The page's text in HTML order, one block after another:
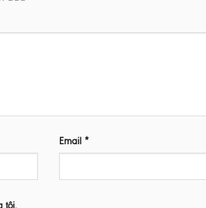
Email *
tôi.